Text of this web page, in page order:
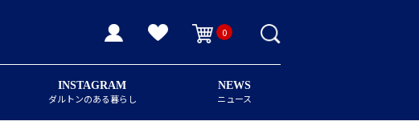
0
INSTAGRAM
ダルトンのある暮らし
NEWS
ニュース